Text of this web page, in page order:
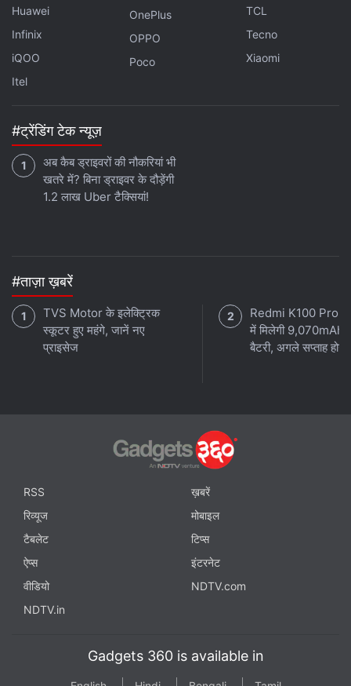
Huawei
Infinix
iQOO
Itel
OnePlus
OPPO
Poco
TCL
Tecno
Xiaomi
#ट्रेंडिंग टेक न्यूज़
अब कैब ड्राइवरों की नौकरियां भी
खतरे में? बिना ड्राइवर के दौड़ेंगी
1.2 लाख Uber टैक्सियां!
#ताज़ा ख़बरें
TVS Motor के इलेक्ट्रिक
स्कूटर हुए महंगे, जानें नए
प्राइसेज
Redmi K100 Pro
में मिलेगी 9,070mAh
बैटरी, अगले सप्ताह होगा
RSS
ख़बरें
रिव्यूज
मोबाइल
टैबलेट
टिप्स
ऐप्स
इंटरनेट
वीडियो
NDTV.com
NDTV.in
Gadgets 360 is available in